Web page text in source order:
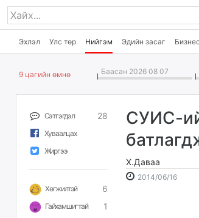
Эхлэл Улс төр Нийгэм Эдийн засаг Бизнес
9 цагийн өмнө Баасан 2026 08 07
Сэтгэгдэл 28
Хуваалцах
Жиргээ
Хөгжилтэй 6
Гайхамшигтай 1
СУИС-
Х.Даваа
2014/06/162014-
2026-